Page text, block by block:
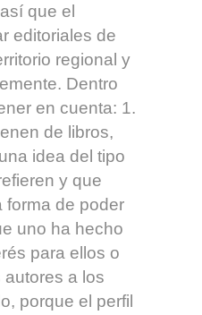
que el
editoriales de
regional y
Dentro
en cuenta: 1.
de libros,
idea del tipo
y que
forma de poder
uno ha hecho
para ellos o
autores a los
porque el perfil